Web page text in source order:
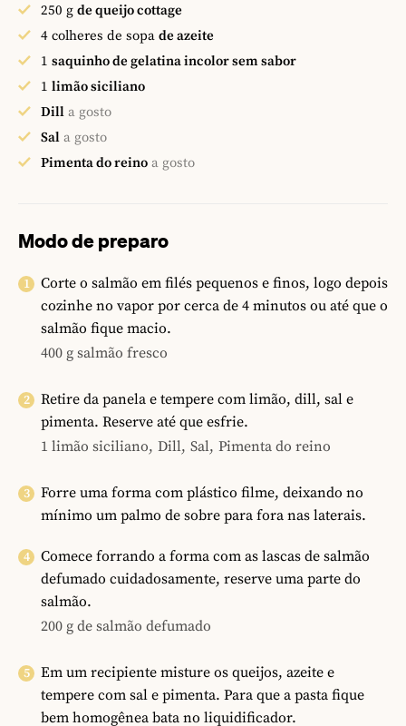
250 g de queijo cottage
4 colheres de sopa de azeite
1 saquinho de gelatina incolor sem sabor
1 limão siciliano
Dill a gosto
Sal a gosto
Pimenta do reino a gosto
Modo de preparo
Corte o salmão em filés pequenos e finos, logo depois
cozinhe no vapor por cerca de 4 minutos ou até que o
salmão fique macio.
400 g salmão fresco
Retire da panela e tempere com limão, dill, sal e
pimenta. Reserve até que esfrie.
1 limão siciliano, Dill, Sal, Pimenta do reino
Forre uma forma com plástico filme, deixando no
mínimo um palmo de sobre para fora nas laterais.
Comece forrando a forma com as lascas de salmão
defumado cuidadosamente, reserve uma parte do
salmão.
200 g de salmão defumado
Em um recipiente misture os queijos, azeite e
tempere com sal e pimenta. Para que a pasta fique
bem homogênea bata no liquidificador.